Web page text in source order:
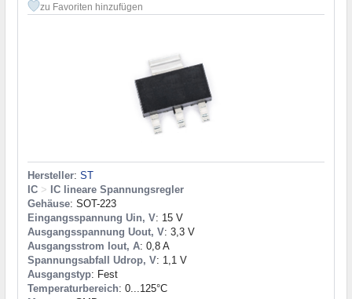
zu Favoriten hinzufügen
Hersteller: ST
IC > IC lineare Spannungsregler
Gehäuse: SOT-223
Eingangsspannung Uin, V: 15 V
Ausgangsspannung Uout, V: 3,3 V
Ausgangsstrom Iout, A: 0,8 A
Spannungsabfall Udrop, V: 1,1 V
Ausgangstyp: Fest
Temperaturbereich: 0...125°C